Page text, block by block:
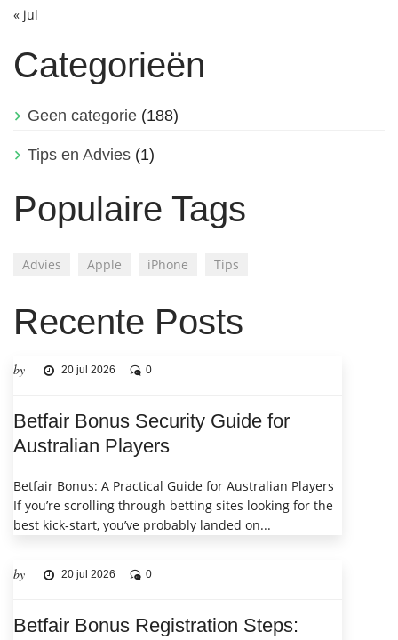
« jul
Categorieën
Geen categorie (188)
Tips en Advies (1)
Populaire Tags
Advies Apple iPhone Tips
Recente Posts
by 20 jul 2026 0
Betfair Bonus Security Guide for
Australian Players
Betfair Bonus: A Practical Guide for Australian Players
If you’re scrolling through betting sites looking for the
best kick‑start, you’ve probably landed on...
by 20 jul 2026 0
Betfair Bonus Registration Steps: